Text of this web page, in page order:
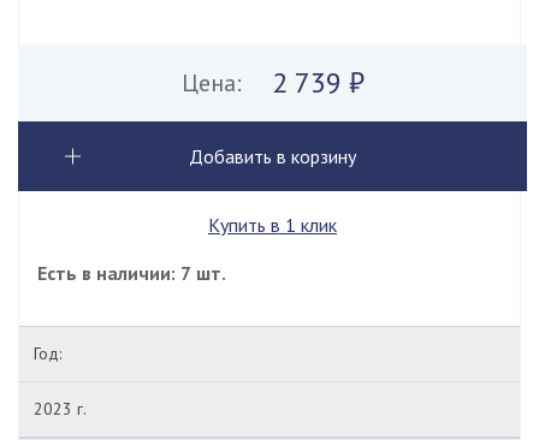
Цена: 2 739 ₽
Добавить в корзину
Купить в 1 клик
Есть в наличии: 7 шт.
Год:
2023 г.